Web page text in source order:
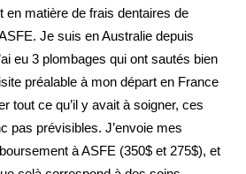
en matière de frais dentaires de
Je suis en Australie depuis
eu 3 plombages qui ont sautés bien
préalable à mon départ en France
tout ce qu’il y avait à soigner, ces
pas prévisibles. J’envoie mes
à ASFE (350$ et 275$), et